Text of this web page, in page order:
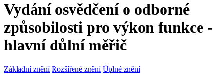
Vydání osvědčení o odborné
způsobilosti pro výkon funkce -
hlavní důlní měřič
Základní znění Rozšířené znění Úplné znění